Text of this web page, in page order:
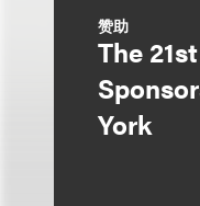
赞助
The
York